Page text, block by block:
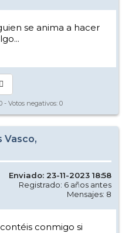
se anima a hacer
- Votos negativos: 0
Vasco,
Enviado: 23-11-2023 18:58
Registrado: 6 años antes
Mensajes: 8
conmigo si